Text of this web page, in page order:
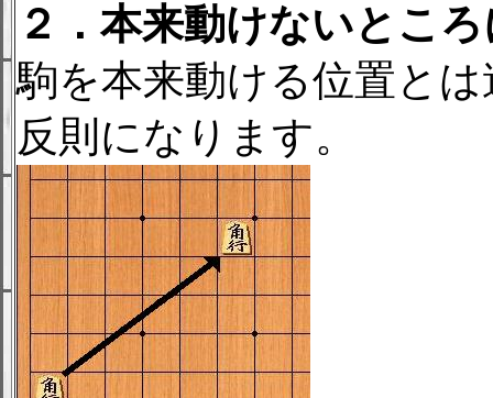
２．本来動けないとこ
駒を本来動ける位置と
反則になります。